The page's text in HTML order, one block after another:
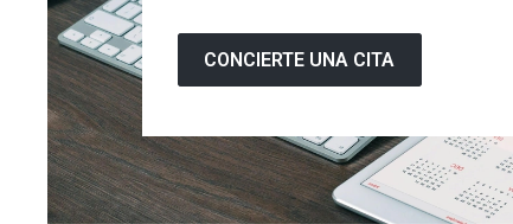
CONCIERTE UNA CITA